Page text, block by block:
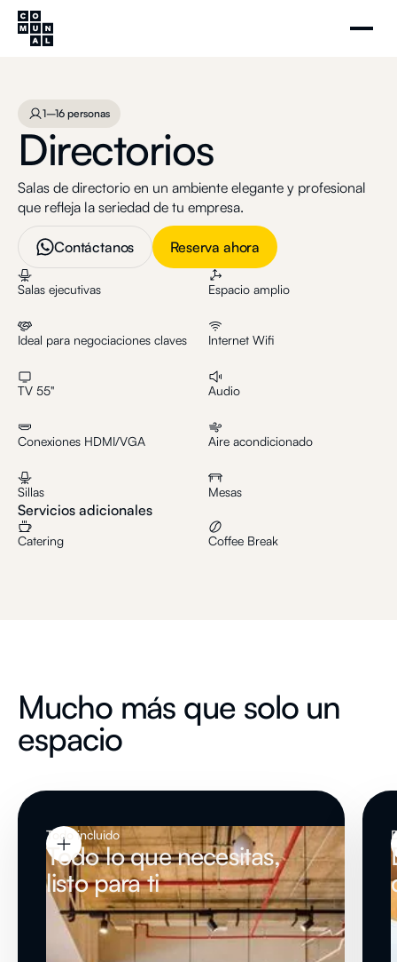
1–16 personas
Directorios
Salas de directorio en un ambiente elegante y profesional
que refleja la seriedad de tu empresa.
Contáctanos Reserva ahora
Salas ejecutivas Espacio amplio
Ideal para negociaciones claves Internet Wifi
TV 55" Audio
Conexiones HDMI/VGA Aire acondicionado
Sillas Mesas
Servicios adicionales
Catering Coffee Break
Mucho más que solo un
espacio
Todo incluido
Todo lo que necesitas,
listo para ti